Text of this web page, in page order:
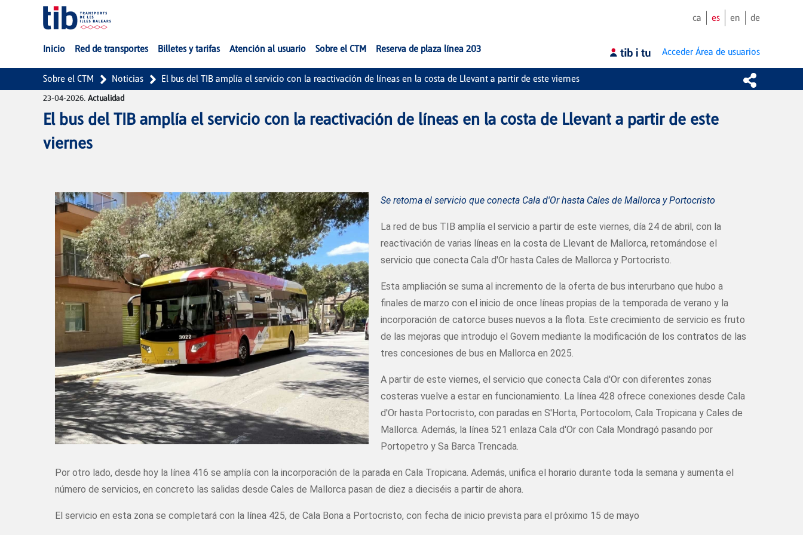
Saltar al contenido principal
ca es en de
Inicio Red de transportes Billetes y tarifas Atención al usuario Sobre el CTM Reserva de plaza línea 203 Acceder Área de usuarios
Sobre el CTM Noticias El bus del TIB amplía el servicio con la reactivación de líneas en la costa de Llevant a partir de este viernes
23-04-2026. Actualidad
El bus del TIB amplía el servicio con la reactivación de líneas en la costa de Llevant a partir de este
viernes
Se retoma el servicio que conecta Cala d'Or hasta Cales de Mallorca y Portocristo
La red de bus TIB amplía el servicio a partir de este viernes, día 24 de abril, con la
reactivación de varias líneas en la costa de Llevant de Mallorca, retomándose el
servicio que conecta Cala d'Or hasta Cales de Mallorca y Portocristo.
Esta ampliación se suma al incremento de la oferta de bus interurbano que hubo a
finales de marzo con el inicio de once líneas propias de la temporada de verano y la
incorporación de catorce buses nuevos a la flota. Este crecimiento de servicio es fruto
de las mejoras que introdujo el Govern mediante la modificación de los contratos de las
tres concesiones de bus en Mallorca en 2025.
A partir de este viernes, el servicio que conecta Cala d'Or con diferentes zonas
costeras vuelve a estar en funcionamiento. La línea 428 ofrece conexiones desde Cala
d'Or hasta Portocristo, con paradas en S'Horta, Portocolom, Cala Tropicana y Cales de
Mallorca. Además, la línea 521 enlaza Cala d'Or con Cala Mondragó pasando por
Portopetro y Sa Barca Trencada.
Por otro lado, desde hoy la línea 416 se amplía con la incorporación de la parada en Cala Tropicana. Además, unifica el horario durante toda la semana y aumenta el
número de servicios, en concreto las salidas desde Cales de Mallorca pasan de diez a dieciséis a partir de ahora.
El servicio en esta zona se completará con la línea 425, de Cala Bona a Portocristo, con fecha de inicio prevista para el próximo 15 de mayo